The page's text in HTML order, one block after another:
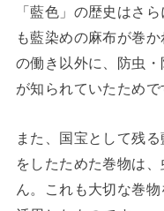
「藍色」の歴史はさ
も藍染めの麻布が巻
の働き以外に、防虫
が知られていたためで
また、国宝として残
をしたためた巻物は
ん。これも大切な巻